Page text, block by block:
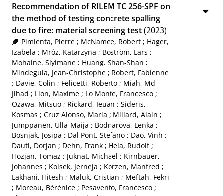
Recommendation of RILEM TC 256-SPF on
the method of testing concrete spalling
due to fire: material screening test(2023)
Pimienta, Pierre; McNamee, Robert; Hager,
Izabela ; Mróz, Katarzyna ; Boström, Lars ;
Mohaine, Siyimane ; Huang, Shan-Shan ;
Mindeguia, Jean-Christophe ; Robert, Fabienne
; Davie, Colin ; Felicetti, Roberto ; Miah, Md
Jihad ; Lion, Maxime ; Lo Monte, Francesco ;
Ozawa, Mitsuo ; Rickard, Ieuan ; Sideris,
Kosmas ; Cruz Alonso, Maria ; Millard, Alain ;
Jumppanen, Ulla-Maija ; Bodnarova, Lenka ;
Bosnjak, Josipa ; Dal Pont, Stefano ; Dao, Vinh ;
Dauti, Dorjan ; Dehn, Frank ; Hela, Rudolf;
Hozjan, Tomaz ; Juknat, Michael ; Kirnbauer,
Johannes ; Kolsek, Jerneja ; Korzen, Manfred ;
Lakhani, Hitesh ; Maluk, Cristian ; Meftah, Fekri
; Moreau, Bérénice ; Pesavento, Francesco ;